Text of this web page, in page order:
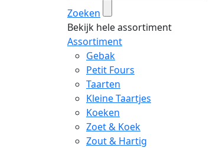
Zoeken
Bekijk hele assortiment
Assortiment
Gebak
Petit Fours
Taarten
Kleine Taartjes
Koeken
Zoet & Koek
Zout & Hartig